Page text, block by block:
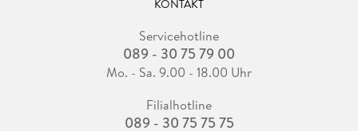
KONTAKT
Servicehotline
089 - 30 75 79 00
Mo. - Sa. 9.00 - 18.00 Uhr
Filialhotline
089 - 30 75 75 75